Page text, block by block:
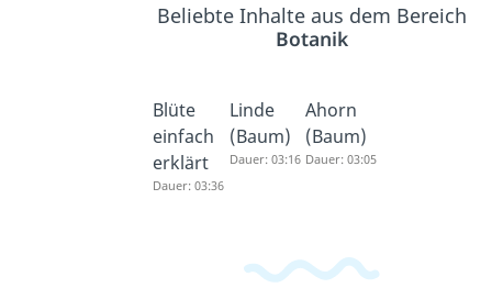
Beliebte Inhalte aus dem Bereich
Botanik
Blüte
einfach
erklärt
Dauer: 03:36
Linde
(Baum)
Dauer: 03:16
Ahorn
(Baum)
Dauer: 03:05